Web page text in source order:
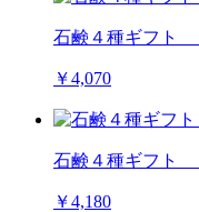
石鹸４種ギフト
￥4,070
石鹸４種ギフト
￥4,180